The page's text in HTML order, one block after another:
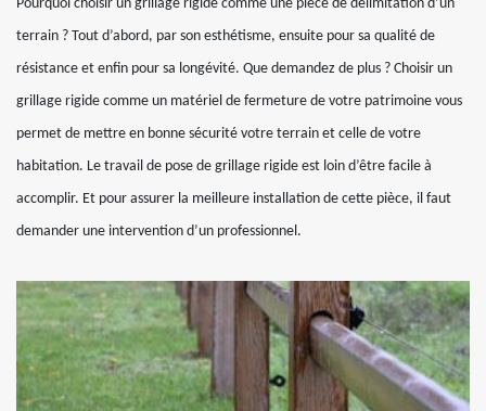
Pourquoi choisir un grillage rigide comme une pièce de délimitation d’un
terrain ? Tout d’abord, par son esthétisme, ensuite pour sa qualité de
résistance et enfin pour sa longévité. Que demandez de plus ? Choisir un
grillage rigide comme un matériel de fermeture de votre patrimoine vous
permet de mettre en bonne sécurité votre terrain et celle de votre
habitation. Le travail de pose de grillage rigide est loin d’être facile à
accomplir. Et pour assurer la meilleure installation de cette pièce, il faut
demander une intervention d’un professionnel.